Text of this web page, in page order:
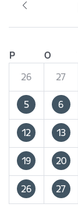
P O
26
27
5 6
12 13
19 20
26 27